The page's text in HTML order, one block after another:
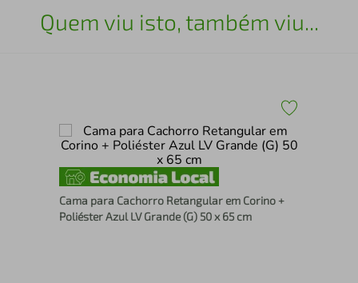
Quem viu isto, também viu...
Cama para Cachorro Retangular em Corino +
Poliéster Azul LV Grande (G) 50 x 65 cm